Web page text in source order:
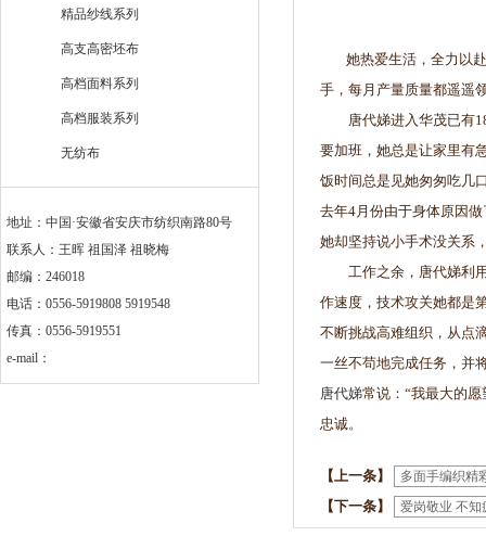
精品纱线系列
高支高密坯布
高档面料系列
高档服装系列
无纺布
地址：中国·安徽省安庆市纺织南路80号
联系人：王晖 祖国泽 祖晓梅
邮编：246018
电话：0556-5919808 5919548
传真：0556-5919551
e-mail：
她热爱生活，全力以赴
手，每月产量质量都遥遥
唐代娣进入华茂已有18
要加班，她总是让家里有
饭时间总是见她匆匆吃几
去年4月份由于身体原因
她却坚持说小手术没关系
工作之余，唐代娣利用
作速度，技术攻关她都是
不断挑战高难组织，从点
一丝不苟地完成任务，并
唐代娣常说：“我最大的
忠诚
【上一条】 多面手编织精
【下一条】 爱岗敬业 不知